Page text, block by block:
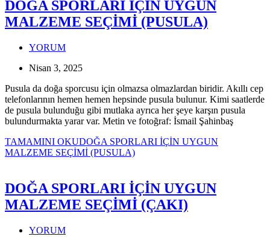
DOĞA SPORLARI İÇİN UYGUN
MALZEME SEÇİMİ (PUSULA)
YORUM
Nisan 3, 2025
Pusula da doğa sporcusu için olmazsa olmazlardan biridir. Akıllı cep
telefonlarının hemen hemen hepsinde pusula bulunur. Kimi saatlerde
de pusula bulunduğu gibi mutlaka ayrıca her şeye karşın pusula
bulundurmakta yarar var. Metin ve fotoğraf: İsmail Şahinbaş
TAMAMINI OKUDOĞA SPORLARI İÇİN UYGUN
MALZEME SEÇİMİ (PUSULA)
DOĞA SPORLARI İÇİN UYGUN
MALZEME SEÇİMİ (ÇAKI)
YORUM